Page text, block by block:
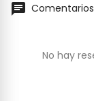
No hay